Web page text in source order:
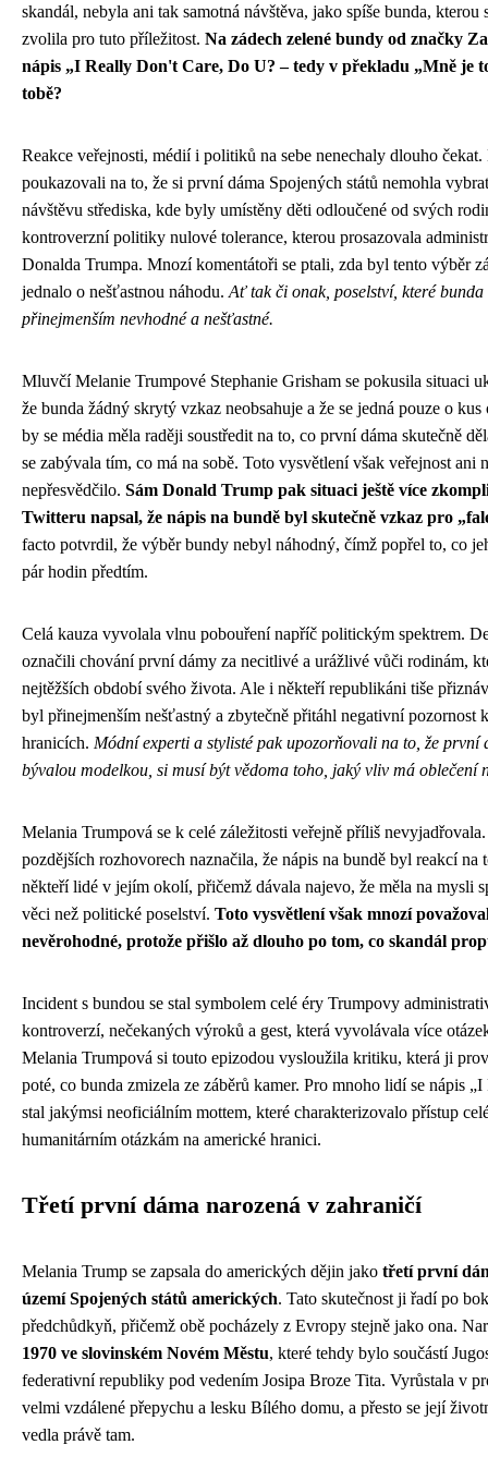
skandál, nebyla ani tak samotná návštěva, jako spíše bunda,
zvolila pro tuto příležitost. Na zádech zelené bundy od značky
nápis „I Really Don't Care, Do U? – tedy v překladu „Mně je
tobě?
Reakce veřejnosti, médií i politiků na sebe nenechaly dlouho
poukazovali na to, že si první dáma Spojených států nemohla
návštěvu střediska, kde byly umístěny děti odloučené od svých
kontroverzní politiky nulové tolerance, kterou prosazovala
Donalda Trumpa. Mnozí komentátoři se ptali, zda byl tento výběr
jednalo o nešťastnou náhodu. Ať tak či onak, poselství, které
přinejmenším nevhodné a nešťastné.
Mluvčí Melanie Trumpové Stephanie Grisham se pokusila situaci
že bunda žádný skrytý vzkaz neobsahuje a že se jedná pouze o
by se média měla raději soustředit na to, co první dáma skutečně
se zabývala tím, co má na sobě. Toto vysvětlení však veřejnost ani
nepřesvědčilo. Sám Donald Trump pak situaci ještě více
Twitteru napsal, že nápis na bundě byl skutečně vzkaz pro
facto potvrdil, že výběr bundy nebyl náhodný, čímž popřel to, co
pár hodin předtím.
Celá kauza vyvolala vlnu pobouření napříč politickým spektrem.
označili chování první dámy za necitlivé a urážlivé vůči rodinám,
nejtěžších období svého života. Ale i někteří republikáni tiše
byl přinejmenším nešťastný a zbytečně přitáhl negativní pozornost
hranicích. Módní experti a stylisté pak upozorňovali na to, že první
bývalou modelkou, si musí být vědoma toho, jaký vliv má oblečení
Melania Trumpová se k celé záležitosti veřejně příliš
pozdějších rozhovorech naznačila, že nápis na bundě byl reakcí na
někteří lidé v jejím okolí, přičemž dávala najevo, že měla na mysli
věci než politické poselství. Toto vysvětlení však mnozí
nevěrohodné, protože přišlo až dlouho po tom, co skandál
Incident s bundou se stal symbolem celé éry Trumpovy
kontroverzí, nečekaných výroků a gest, která vyvolávala více
Melania Trumpová si touto epizodou vysloužila kritiku, která ji
poté, co bunda zmizela ze záběrů kamer. Pro mnoho lidí se nápis
stal jakýmsi neoficiálním mottem, které charakterizovalo přístup
humanitárním otázkám na americké hranici.
Třetí první dáma narozená v zahraničí
Melania Trump se zapsala do amerických dějin jako třetí první
území Spojených států amerických. Tato skutečnost ji řadí po
předchůdkyň, přičemž obě pocházely z Evropy stejně jako ona.
1970 ve slovinském Novém Městu, které tehdy bylo součástí
federativní republiky pod vedením Josipa Broze Tita. Vyrůstala v
velmi vzdálené přepychu a lesku Bílého domu, a přesto se její
vedla právě tam.